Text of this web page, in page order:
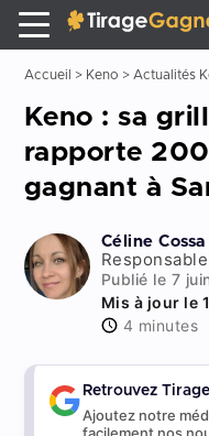
x
Tirage Gagnant
Accueil > Keno > Actualités
Keno : sa
rapporte
gagnant à
Céline Cossa
Publié le 7
Mis à jour le
4 minutes
Retrouvez
Ajoutez notre